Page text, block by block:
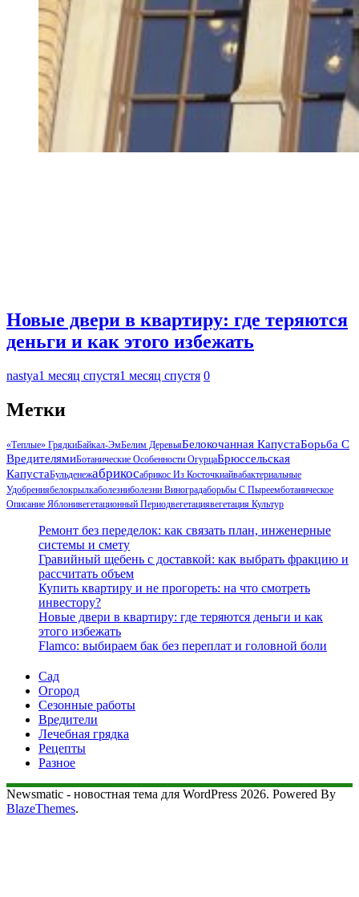
Новые двери в квартиру: где теряются
деньги и как этого избежать
nastya1 месяц спустя1 месяц спустя 0
Метки
«Теплые» ГрядкиБайкал-ЭмБелим ДеревьяБелокочанная КапустаБорьба С
ВредителямиБотанические Особенности ОгурцаБрюссельская
КапустаБульденежАбрикосАбрикос Из КосточкиАйваБактериальные
УдобренияБелокрылкаБолезниБолезни ВиноградаБорьбы С ПыреемБотаническое
Описание ЯблониВегетационный ПериодВегетацияВегетация Культур
Ремонт без переделок: как связать план, инженерные
системы и смету
Гравийный щебень с доставкой: как выбрать фракцию и
рассчитать объем
Купить квартиру и не прогореть: на что смотреть
инвестору?
Новые двери в квартиру: где теряются деньги и как
этого избежать
Flamco: выбираем бак без переплат и головной боли
Сад
Огород
Сезонные работы
Вредители
Лечебная грядка
Рецепты
Разное
Newsmatic - новостная тема для WordPress 2026. Powered By
BlazeThemes.